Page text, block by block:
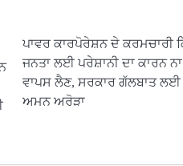
ਪਾਵਰ ਕਾਰਪੋਰੇਸ਼ਨ ਦੇ ਕਰਮਚਾਰੀ
ਜਨਤਾ ਲਈ ਪਰੇਸ਼ਾਨੀ ਦਾ ਕਾਰਨ
ਵਾਪਸ ਲੈਣ, ਸਰਕਾਰ ਗੱਲਬਾਤ
ਅਮਨ ਅਰੋੜਾ